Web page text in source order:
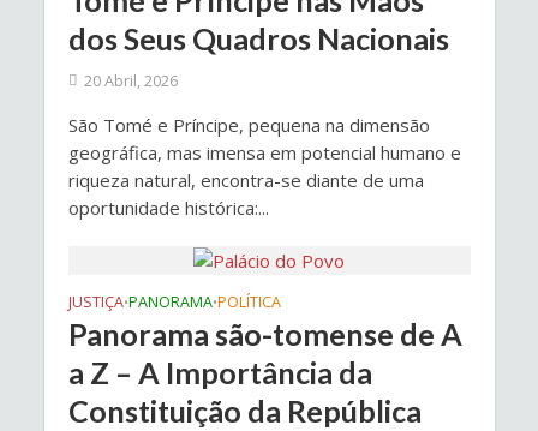
dos Seus Quadros Nacionais
20 Abril, 2026
São Tomé e Príncipe, pequena na dimensão
geográfica, mas imensa em potencial humano e
riqueza natural, encontra-se diante de uma
oportunidade histórica:...
JUSTIÇA•PANORAMA•POLÍTICA
Panorama são-tomense de A
a Z – A Importância da
Constituição da República